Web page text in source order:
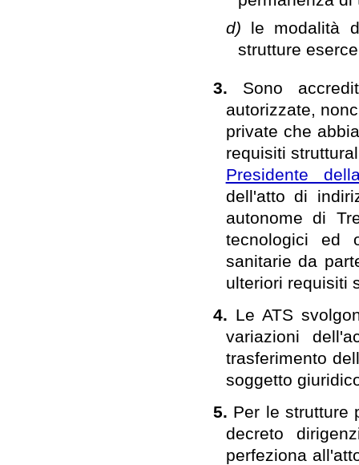
d) le modalità
strutture
3. Sono
autorizzate,
private che
requisiti
Presidente
dell'atto di
autonome di
tecnologici ed
sanitarie da
ulteriori requisiti
4. Le ATS
variazioni
trasferimento
soggetto
5. Per le strutture
decreto
perfeziona